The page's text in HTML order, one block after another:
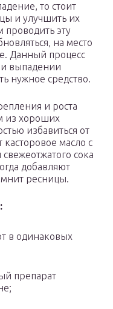
то стоит
и улучшить их
проводить эту
на место
Данный процесс
выпадении
нужное средство.
и роста
из хороших
избавиться от
масло с
сока
добавляют
ресницы.
в одинаковых
препарат